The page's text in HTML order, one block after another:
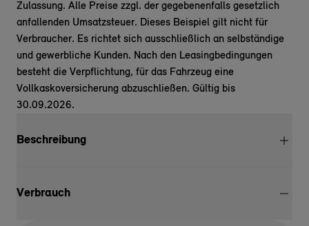
Zulassung. Alle Preise zzgl. der gegebenenfalls gesetzlich
anfallenden Umsatzsteuer. Dieses Beispiel gilt nicht für
Verbraucher. Es richtet sich ausschließlich an selbständige
und gewerbliche Kunden. Nach den Leasingbedingungen
besteht die Verpflichtung, für das Fahrzeug eine
Vollkaskoversicherung abzuschließen. Gültig bis
30.09.2026.
Beschreibung
Verbrauch